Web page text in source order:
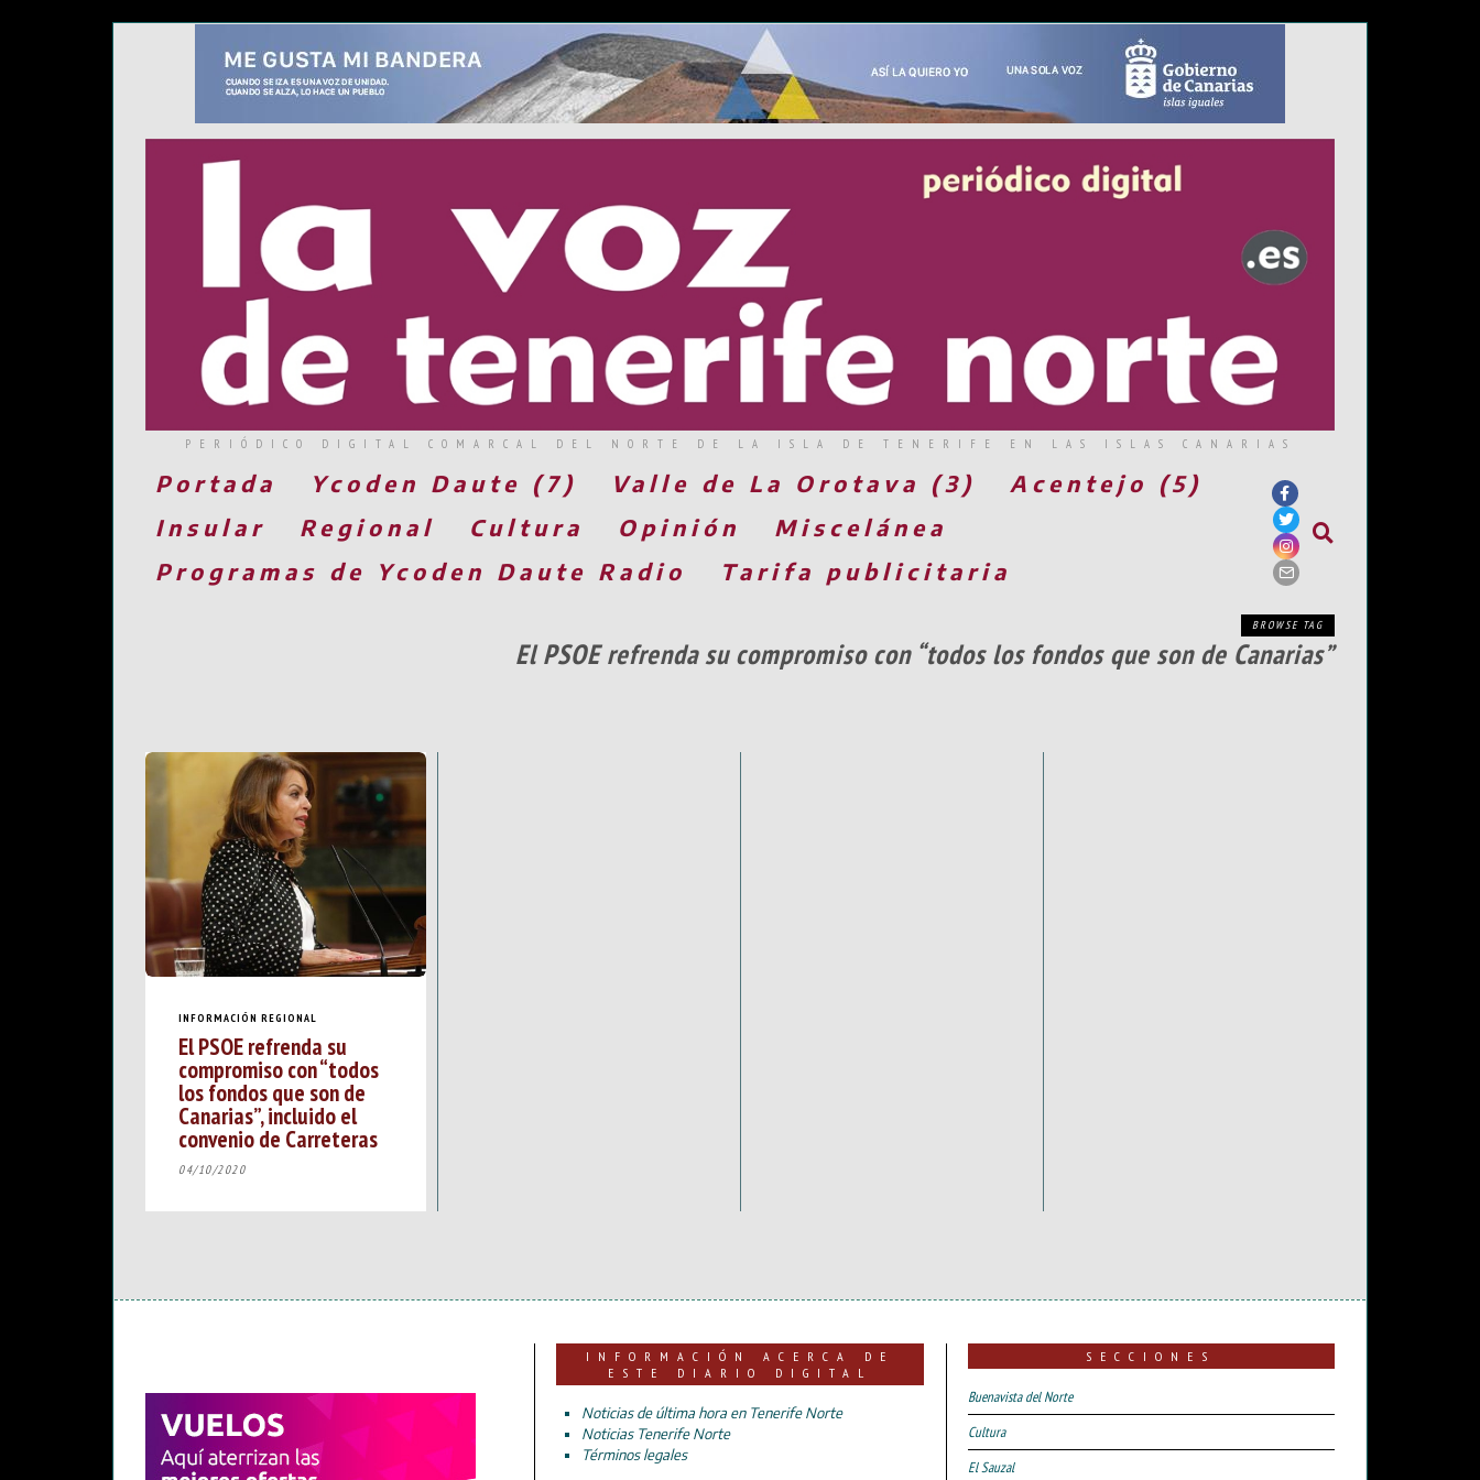
PERIÓDICO DIGITAL COMARCAL DEL NORTE DE LA ISLA DE TENERIFE EN LAS ISLAS CANARIAS
Portada Ycoden Daute (7) Valle de La Orotava (3)
Acentejo (5)
Insular
Regional Cultura Opinión
Miscelánea
Programas de Ycoden Daute Radio
Tarifa publicitaria
BROWSE TAG
El PSOE refrenda su compromiso con “todos los fondos que son de Canarias”
INFORMACIÓN REGIONAL
El PSOE refrenda su
compromiso con “todos
los fondos que son de
Canarias”, incluido el
convenio de Carreteras
04/10/2020
INFORMACIÓN ACERCA DE
ESTE DIARIO DIGITAL
Noticias de última hora en Tenerife Norte
Noticias Tenerife Norte
Términos legales
SECCIONES
Buenavista del Norte
Cultura
El Sauzal